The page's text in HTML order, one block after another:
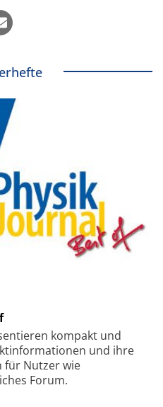
kompakt und
und ihre
für Nutzer wie
Forum.